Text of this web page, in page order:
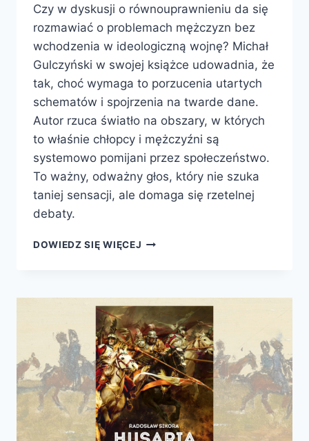
Czy w dyskusji o równouprawnieniu da się
rozmawiać o problemach mężczyzn bez
wchodzenia w ideologiczną wojnę? Michał
Gulczyński w swojej książce udowadnia, że
tak, choć wymaga to porzucenia utartych
schematów i spojrzenia na twarde dane.
Autor rzuca światło na obszary, w których
to właśnie chłopcy i mężczyźni są
systemowo pomijani przez społeczeństwo.
To ważny, odważny głos, który nie szuka
taniej sensacji, ale domaga się rzetelnej
debaty.
DOWIEDZ SIĘ WIĘCEJ MĘŻCZYŹNI.